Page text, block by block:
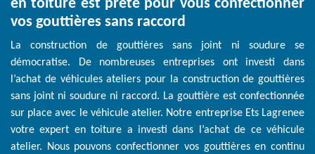
en toiture est prête pour vous confectionner
vos gouttières sans raccord
La construction de gouttières sans joint ni soudure se
démocratise. De nombreuses entreprises ont investi dans
l’achat de véhicules ateliers pour la construction de gouttières
sans joint ni soudure ni raccord. La gouttière est confectionnée
sur place avec le véhicule atelier. Notre entreprise Ets Lagrenee
votre expert en toiture a investi dans l’achat de ce véhicule
atelier. Nous pouvons confectionner vos gouttières en continu